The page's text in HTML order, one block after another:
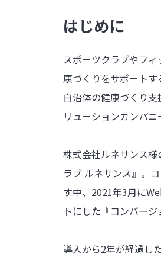
はじめに
スポーツクラブやフ
康づくりをサポート
自治体の健康づくり
リューションカンパニ
株式会社ルネサンス
ラブ ルネサンス』。
す中、2021年3月に
トにした『コンバー
導入から2年が経過し